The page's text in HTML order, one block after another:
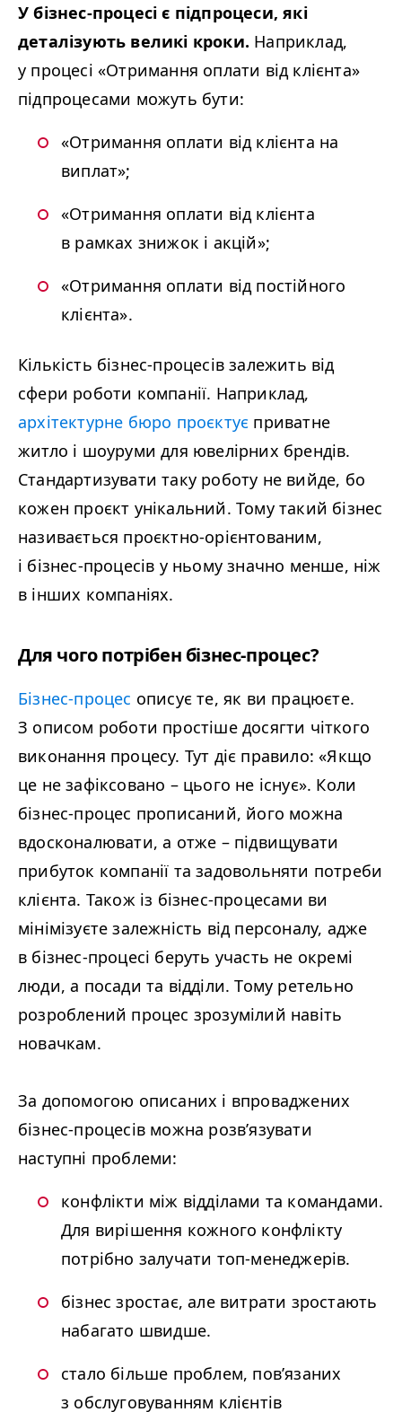
У бізнес-процесі є підпроцеси, які
деталізують великі кроки. Наприклад,
у процесі «Отримання оплати від клієнта»
підпроцесами можуть бути:
«Отримання оплати від клієнта на
виплат»;
«Отримання оплати від клієнта
в рамках знижок і акцій»;
«Отримання оплати від постійного
клієнта».
Кількість бізнес-процесів залежить від
сфери роботи компанії. Наприклад,
архітектурне бюро проєктує приватне
житло і шоуруми для ювелірних брендів.
Стандартизувати таку роботу не вийде, бо
кожен проєкт унікальний. Тому такий бізнес
називається проєктно-орієнтованим,
і бізнес-процесів у ньому значно менше, ніж
в інших компаніях.
Для чого потрібен бізнес-процес?
Бізнес-процес описує те, як ви працюєте.
З описом роботи простіше досягти чіткого
виконання процесу. Тут діє правило: «Якщо
це не зафіксовано – цього не існує». Коли
бізнес-процес прописаний, його можна
вдосконалювати, а отже – підвищувати
прибуток компанії та задовольняти потреби
клієнта. Також із бізнес-процесами ви
мінімізуєте залежність від персоналу, адже
в бізнес-процесі беруть участь не окремі
люди, а посади та відділи. Тому ретельно
розроблений процес зрозумілий навіть
новачкам.
За допомогою описаних і впроваджених
бізнес-процесів можна розв’язувати
наступні проблеми:
конфлікти між відділами та командами.
Для вирішення кожного конфлікту
потрібно залучати топ-менеджерів.
бізнес зростає, але витрати зростають
набагато швидше.
стало більше проблем, пов’язаних
з обслуговуванням клієнтів